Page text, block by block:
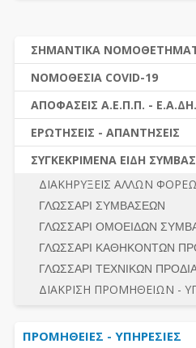
ΣΗΜΑΝΤΙΚΑ
ΔΗΜΟΣΙΕΣ ΣΥΜΒΑΣΕΙΣ (Ν.
ΔΗΜΟΤΙΚΟΣ ΚΩΔΙΚΑΣ
ΚΑΛΛΙΚΡΑΤΗΣ (Ν.3852/2010)
ΝΟΜΟΘΕΣΙΑ - ΝΟΜΟΛΟΓΙΑ
ΝΟΜΟΘΕΣΙΑ COVID-19
ΝΟΜΟΘΕΣΙΑ - ΝΟΜΟΛΟΓΙΑ
ΕΡΩΤΗΣΕΙΣ - ΑΠΑΝΤΗΣΕΙΣ
ΑΠΟΦΑΣΕΙΣ Α.Ε.Π.Π. -
ΠΡΟΔΙΚΑΣΤΙΚΗ ΠΡΟΣΦΥΓΗ
ΓΕΝΙΚΟΙ ΚΑΝΟΝΕΣ
ΔΙΚΑΙΟΥΜΕΝΟΙ
ΠΡΟΣΦΟΡΕΣ –
ΔΙΕΞΑΓΩΓΗ ΔΙΑΔΙΚΑΣΙΑΣ
ΕΣΗΔΗΣ – ΚΗΜΔΗΣ
ΠΕΡΙΛΗΨΕΙΣ ΑΠΟΦΑΣΕΩΝ
ΣΥΝΟΛΟ
ΕΡΩΤΗΣΕΙΣ - ΑΠΑΝΤΗΣΕΙΣ
Ν. 4782/2021 -
ΔΙΕΞΑΓΩΓΗ ΔΙΑΔΙΚΑΣΙΑΣ
ΔΙΑΔΙΚΑΣΙΕΣ ΑΝΑΘΕΣΗΣ
ΓΕΝΙΚΟΙ ΚΑΝΟΝΕΣ
ΠΡΟΕΤΟΙΜΑΣΙΑ -
ΛΟΓΟΙ ΑΠΟΚΛΕΙΣΜΟΥ-
ΠΡΟΣΦΟΡΕΣ -
ΣΥΓΚΕΚΡΙΜΕΝΑ ΕΙΔΗ
ΔΙΑΚΗΡΥΞΕΙΣ ΑΛΛΩΝ
ΓΛΩΣΣΑΡΙ ΣΥΜΒΑΣΕΩΝ
ΓΛΩΣΣΑΡΙ ΟΜΟΕΙΔΩΝ
ΓΛΩΣΣΑΡΙ ΚΑΘΗΚΟΝΤΩΝ
ΓΛΩΣΣΑΡΙ ΤΕΧΝΙΚΩΝ
ΔΙΑΚΡΙΣΗ ΠΡΟΜΗΘΕΙΩΝ -
ΠΡΟΜΗΘΕΙΕΣ - ΥΠΗΡΕΣΙΕΣ